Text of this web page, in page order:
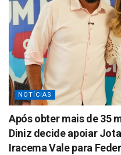
NOTÍCIAS
Após obter mais de 35
Diniz decide apoiar
Iracema Vale para